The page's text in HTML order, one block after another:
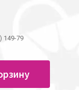
149-79